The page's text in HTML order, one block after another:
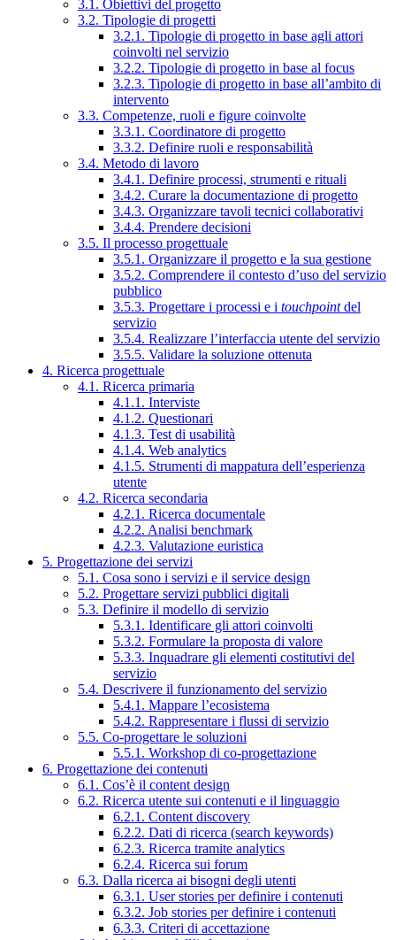
3.1. Obiettivi del progetto
3.2. Tipologie di progetti
3.2.1. Tipologie di progetto in base agli attori
coinvolti nel servizio
3.2.2. Tipologie di progetto in base al focus
3.2.3. Tipologie di progetto in base all’ambito di
intervento
3.3. Competenze, ruoli e figure coinvolte
3.3.1. Coordinatore di progetto
3.3.2. Definire ruoli e responsabilità
3.4. Metodo di lavoro
3.4.1. Definire processi, strumenti e rituali
3.4.2. Curare la documentazione di progetto
3.4.3. Organizzare tavoli tecnici collaborativi
3.4.4. Prendere decisioni
3.5. Il processo progettuale
3.5.1. Organizzare il progetto e la sua gestione
3.5.2. Comprendere il contesto d’uso del servizio
pubblico
3.5.3. Progettare i processi e i touchpointdel
servizio
3.5.4. Realizzare l’interfaccia utente del servizio
3.5.5. Validare la soluzione ottenuta
4. Ricerca progettuale
4.1. Ricerca primaria
4.1.1. Interviste
4.1.2. Questionari
4.1.3. Test di usabilità
4.1.4. Web analytics
4.1.5. Strumenti di mappatura dell’esperienza
utente
4.2. Ricerca secondaria
4.2.1. Ricerca documentale
4.2.2. Analisi benchmark
4.2.3. Valutazione euristica
5. Progettazione dei servizi
5.1. Cosa sono i servizi e il service design
5.2. Progettare servizi pubblici digitali
5.3. Definire il modello di servizio
5.3.1. Identificare gli attori coinvolti
5.3.2. Formulare la proposta di valore
5.3.3. Inquadrare gli elementi costitutivi del
servizio
5.4. Descrivere il funzionamento del servizio
5.4.1. Mappare l’ecosistema
5.4.2. Rappresentare i flussi di servizio
5.5. Co-progettare le soluzioni
5.5.1. Workshop di co-progettazione
6. Progettazione dei contenuti
6.1. Cos’è il content design
6.2. Ricerca utente sui contenuti e il linguaggio
6.2.1. Content discovery
6.2.2. Dati di ricerca (search keywords)
6.2.3. Ricerca tramite analytics
6.2.4. Ricerca sui forum
6.3. Dalla ricerca ai bisogni degli utenti
6.3.1. User stories per definire i contenuti
6.3.2. Job stories per definire i contenuti
6.3.3. Criteri di accettazione